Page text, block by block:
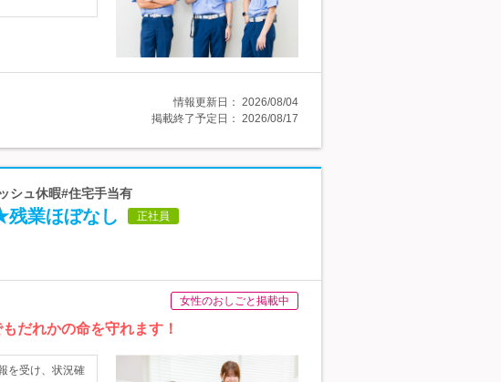
情報更新日： 2026/08/04
掲載終了予定日： 2026/08/17
シュ休暇#住宅手当有
業ほぼなし 正社員
女性のおしごと掲載中
だれかの命を守れます！
を受け、状況確